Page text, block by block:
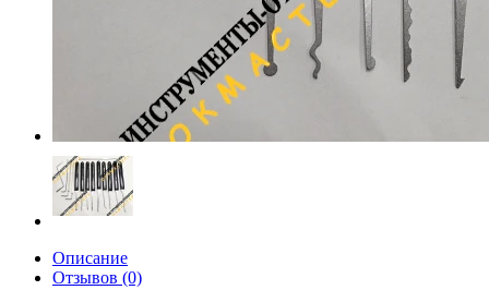
Описание
Отзывов (0)